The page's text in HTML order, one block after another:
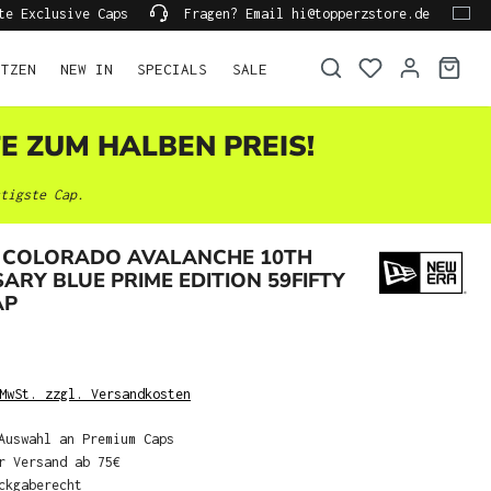
Exclusive Caps Fragen? Email hi@topperzstore.de
NEW IN SPECIALS SALE
ZUM HALBEN PREIS!
Cap.
AVALANCHE 10TH
BLUE PRIME EDITION 59FIFTY
zzgl. Versandkosten
an Premium Caps
ab 75€